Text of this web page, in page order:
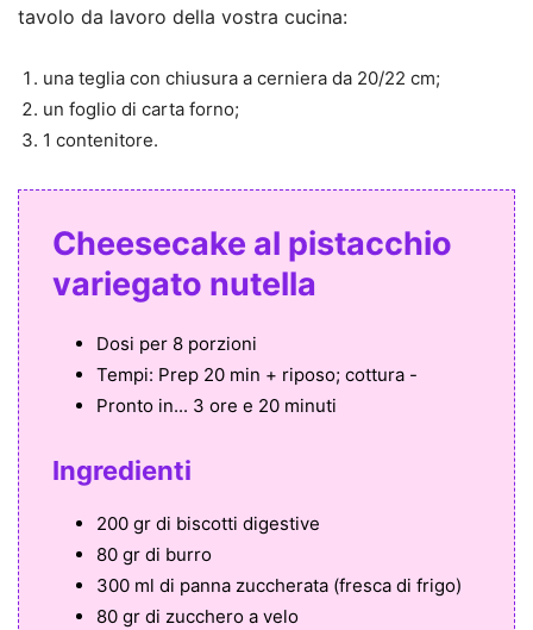
tavolo da lavoro della vostra cucina:
una teglia con chiusura a cerniera da 20/22 cm;
un foglio di carta forno;
1 contenitore.
Cheesecake al pistacchio
variegato nutella
Dosi per 8 porzioni
Tempi: Prep 20 min + riposo; cottura -
Pronto in... 3 ore e 20 minuti
Ingredienti
200 gr di biscotti digestive
80 gr di burro
300 ml di panna zuccherata (fresca di frigo)
80 gr di zucchero a velo